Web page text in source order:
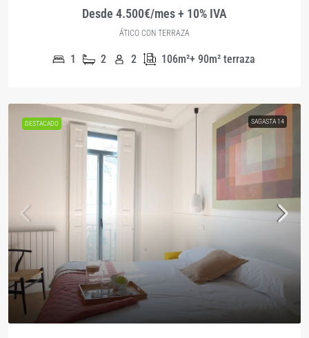
Desde 4.500€/mes + 10% IVA
ÁTICO CON TERRAZA
1 2 2 106m²+ 90m² terraza
DESTACADO SAGASTA 14